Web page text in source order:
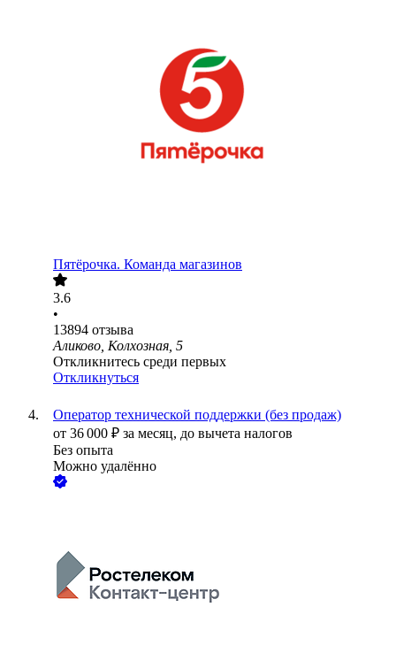
Пятёрочка. Команда магазинов
3.6
•
13894 отзыва
Аликово, Колхозная, 5
Откликнитесь среди первых
Откликнуться
Оператор технической поддержки (без продаж)
от 36 000 ₽ за месяц, до вычета налогов
Без опыта
Можно удалённо